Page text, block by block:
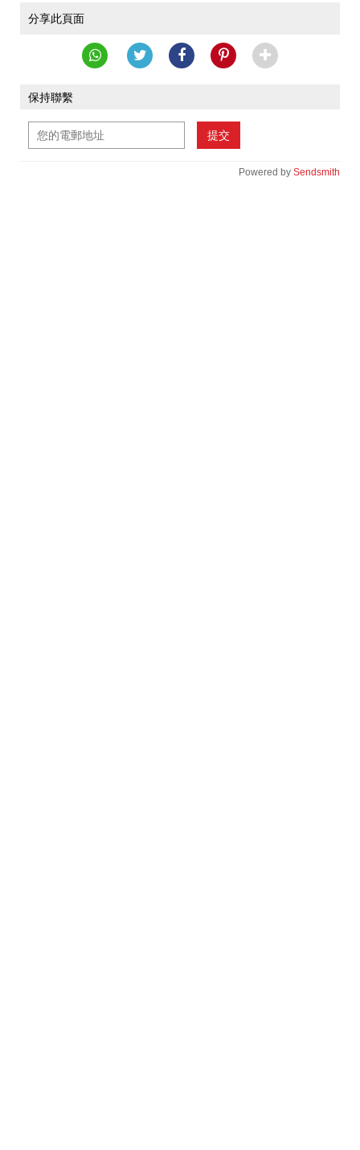
分享此頁面
保持聯繫
提交
Powered by Sendsmith